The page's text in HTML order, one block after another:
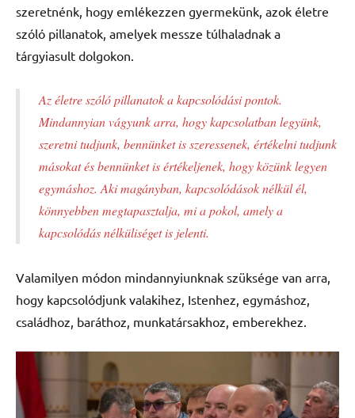
szeretnénk, hogy emlékezzen gyermekünk, azok életre
szóló pillanatok, amelyek messze túlhaladnak a
tárgyiasult dolgokon.
Az életre szóló pillanatok a kapcsolódási pontok.
Mindannyian vágyunk arra, hogy kapcsolatban legyünk,
szeretni tudjunk, bennünket is szeressenek, értékelni tudjunk
másokat és bennünket is értékeljenek, hogy közünk legyen
egymáshoz. Aki magányban, kapcsolódások nélkül él,
könnyebben megtapasztalja, mi a pokol, amely a
kapcsolódás nélküliséget is jelenti.
Valamilyen módon mindannyiunknak szüksége van arra,
hogy kapcsolódjunk valakihez, Istenhez, egymáshoz,
családhoz, baráthoz, munkatársakhoz, emberekhez.